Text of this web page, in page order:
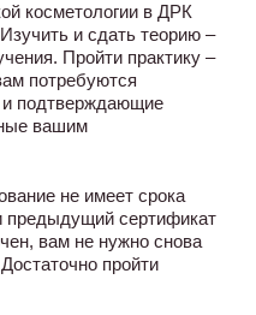
косметологии в ДРК
и сдать теорию –
Пройти практику –
потребуются
и подтверждающие
вашим
не имеет срока
предыдущий сертификат
вам не нужно снова
пройти